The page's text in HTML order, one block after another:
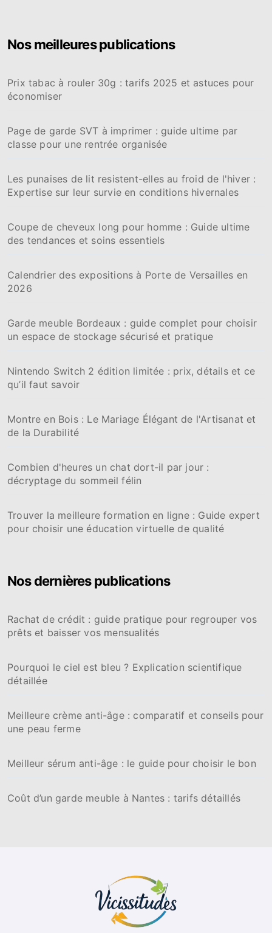
r
e
r
Nos meilleures publications
Prix tabac à rouler 30g : tarifs 2025 et astuces pour
économiser
Page de garde SVT à imprimer : guide ultime par
classe pour une rentrée organisée
Les punaises de lit resistent-elles au froid de l'hiver :
Expertise sur leur survie en conditions hivernales
Coupe de cheveux long pour homme : Guide ultime
des tendances et soins essentiels
Calendrier des expositions à Porte de Versailles en
2026
Garde meuble Bordeaux : guide complet pour choisir
un espace de stockage sécurisé et pratique
Nintendo Switch 2 édition limitée : prix, détails et ce
qu’il faut savoir
Montre en Bois : Le Mariage Élégant de l'Artisanat et
de la Durabilité
Combien d'heures un chat dort-il par jour :
décryptage du sommeil félin
Trouver la meilleure formation en ligne : Guide expert
pour choisir une éducation virtuelle de qualité
Nos dernières publications
Rachat de crédit : guide pratique pour regrouper vos
prêts et baisser vos mensualités
Pourquoi le ciel est bleu ? Explication scientifique
détaillée
Meilleure crème anti-âge : comparatif et conseils pour
une peau ferme
Meilleur sérum anti-âge : le guide pour choisir le bon
Coût d’un garde meuble à Nantes : tarifs détaillés